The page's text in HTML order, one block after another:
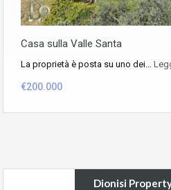
Casa sulla Valle Santa
La proprietà è posta su uno dei…
€200.000
Dionisi